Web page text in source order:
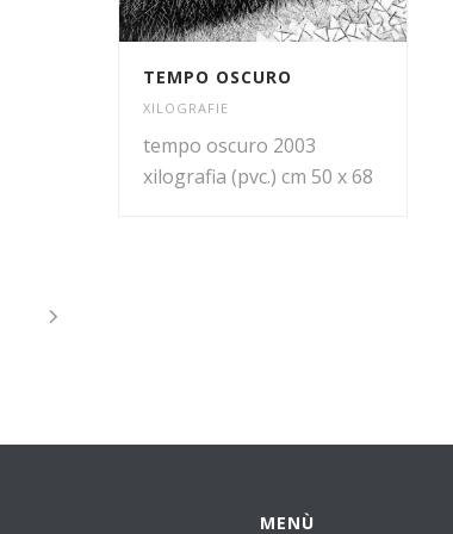
TEMPO OSCURO
XILOGRAFIE
tempo oscuro 2003
xilografia (pvc.) cm 50 x 68
MENÙ